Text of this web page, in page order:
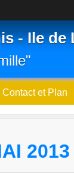
- Ile de
Contact et Plan
2013